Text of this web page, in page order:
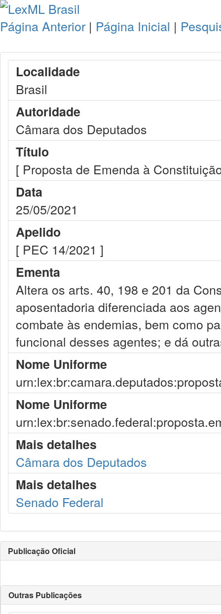
Página Anterior | Página Inicial |
Localidade
Brasil
Autoridade
Câmara dos Deputados
Título
[ Proposta de Emenda à
Data
25/05/2021
Apelido
[ PEC 14/2021 ]
Ementa
Altera os arts. 40, 198 e 201 da
aposentadoria diferenciada aos
combate às endemias, bem como
funcional desses agentes; e dá
Nome Uniforme
Nome Uniforme
Mais detalhes
Câmara dos Deputados
Mais detalhes
Senado Federal
Publicação Oficial
Outras Publicações